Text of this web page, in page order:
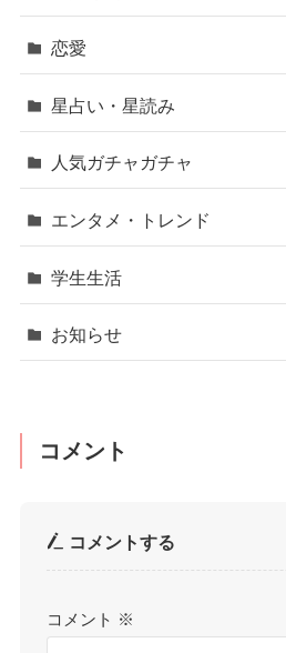
恋愛
星占い・星読み
人気ガチャガチャ
エンタメ・トレンド
学生生活
お知らせ
コメント
コメントする
コメント ※